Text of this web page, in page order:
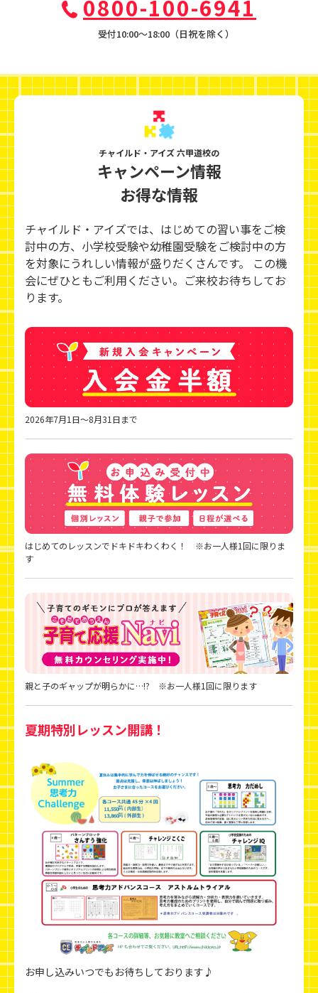
0800-100-6941
受付10:00〜18:00（日祝を除く）
チャイルド・アイズ 六甲道校の
キャンペーン情報
お得な情報
チャイルド・アイズでは、はじめての習い事をご検
討中の方、小学校受験や幼稚園受験をご検討中の方
を対象にうれしい情報が盛りだくさんです。 この機
会にぜひともご利用ください。ご来校お待ちしてお
ります。
2026年7月1日～8月31日まで
はじめてのレッスンでドキドキわくわく！ ※お一人様1回に限りま
す
親と子のギャップが明らかに…!? ※お一人様1回に限ります
夏期特別レッスン開講！
お申し込みいつでもお待ちしております♪